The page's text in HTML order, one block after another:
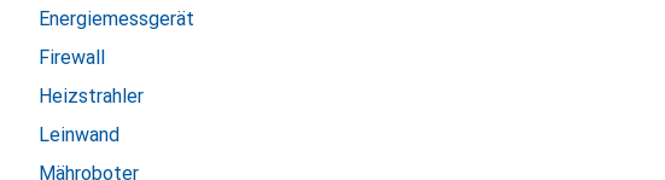
Energiemessgerät
Firewall
Heizstrahler
Leinwand
Mähroboter